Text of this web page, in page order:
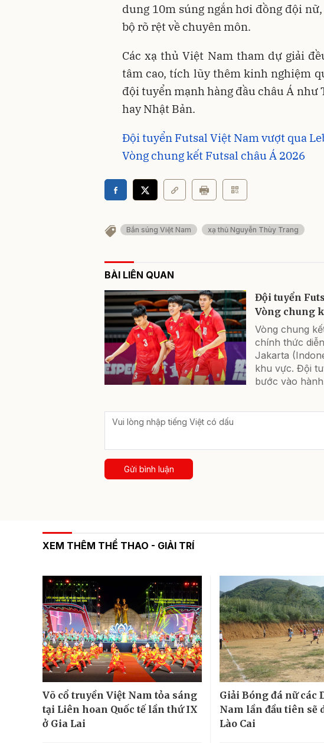
dung 10m súng ngắn hơi đồng đội
bộ rõ rệt về chuyên môn.
Các xạ thủ Việt Nam tham dự giải
tâm cao, tích lũy thêm kinh nghiệm
đội tuyển mạnh hàng đầu châu Á như
hay Nhật Bản.
Đội tuyển Futsal Việt Nam vượt qua
Vòng chung kết Futsal châu Á 2026
Bắn súng Việt Nam xạ thủ Nguyễn Thùy Trang
BÀI LIÊN QUAN
Đội tuyển
Vòng chung
Vòng chung
chính thức
Jakarta
khu vực. Đội
bước vào
Gửi bình luận
XEM THÊM THỂ THAO - GIẢI TRÍ
Võ cổ truyền Việt Nam tỏa sáng
tại Liên hoan Quốc tế lần thứ IX
ở Gia Lai
Giải Bóng đá nữ các
Nam lần đầu tiên sẽ
Lào Cai